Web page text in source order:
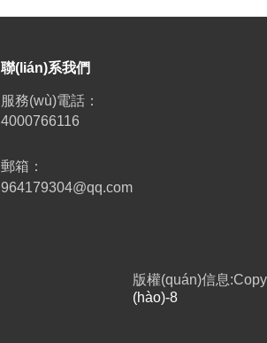
聯(lián)系我們
服務(wù)電話：
4000766116
郵箱：
964179304@qq.com
版權(quán)信息
(hào)-8